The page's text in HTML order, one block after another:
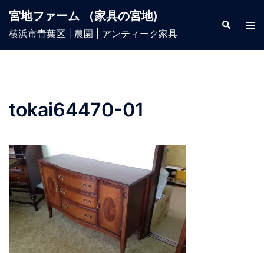
宮地ファーム （家具の宮地)
横浜市青葉区 | 農園 | アンティーク家具
tokai64470-01